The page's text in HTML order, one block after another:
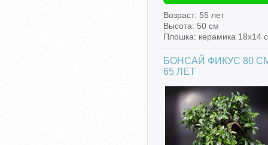
Возраст: 55 лет
Высота: 50 см
Плошка: керамика 18х14
БОНСАЙ ФИКУС 80
65 ЛЕТ